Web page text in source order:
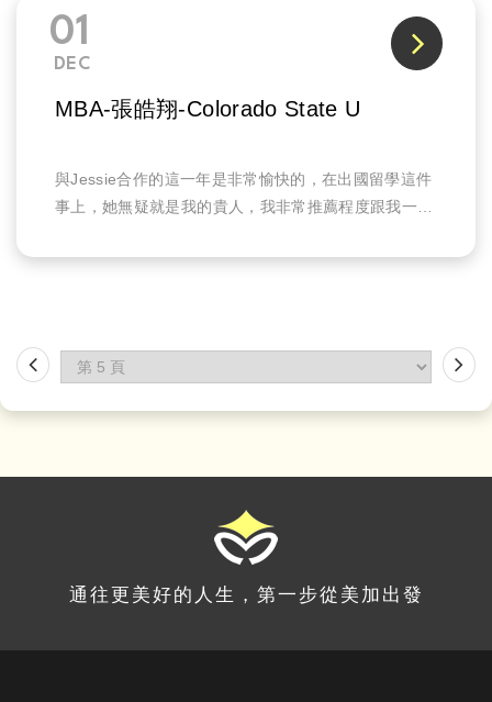
跟她e-mail來來回回改了許多次讀書計畫的內容。
01
DEC
MBA-張皓翔-Colorado State U
與Jessie合作的這一年是非常愉快的，在出國留學這件
事上，她無疑就是我的貴人，我非常推薦程度跟我一樣
留學代辦，因為她不只是你的留學顧問，也會是你最好
通往更美好的人生，第一步從美加出發